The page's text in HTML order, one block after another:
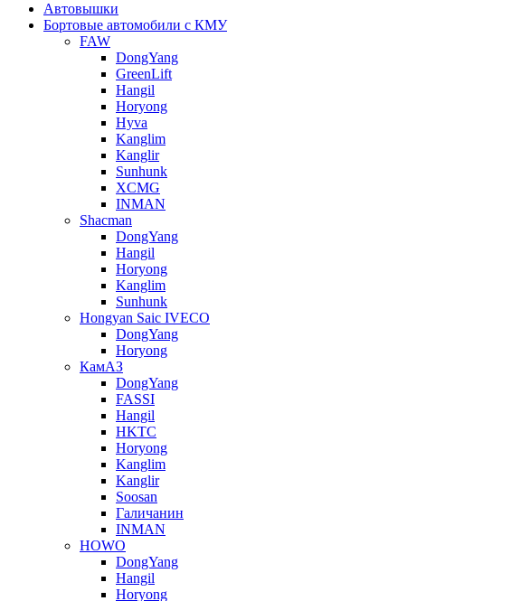
Автовышки
Бортовые автомобили с КМУ
FAW
DongYang
GreenLift
Hangil
Horyong
Hyva
Kanglim
Kanglir
Sunhunk
XCMG
INMAN
Shacman
DongYang
Hangil
Horyong
Kanglim
Sunhunk
Hongyan Saic IVECO
DongYang
Horyong
КамАЗ
DongYang
FASSI
Hangil
HKTC
Horyong
Kanglim
Kanglir
Soosan
Галичанин
INMAN
HOWO
DongYang
Hangil
Horyong